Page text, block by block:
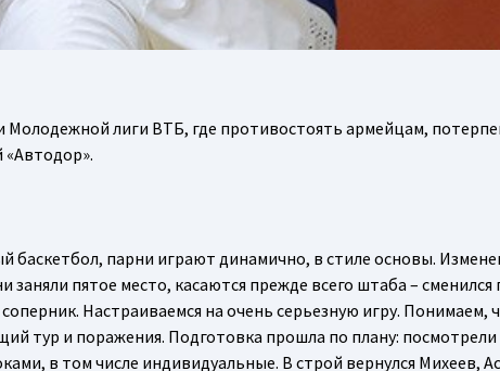
Молодежной лиги ВТБ, где противостоять армейцам,
баскетбол, парни играют динамично, в стиле основы.
пятое место, касаются прежде всего штаба – сменился
Настраиваемся на очень серьезную игру. Понимаем,
тур и поражения. Подготовка прошла по плану:
в том числе индивидуальные. В строй вернулся Михеев,